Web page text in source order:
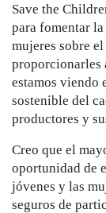
Save the
para fomentar
mujeres sobre
proporcionarles
estamos viendo
sostenible del
productores y
Creo que el
oportunidad de
jóvenes y las
seguros de